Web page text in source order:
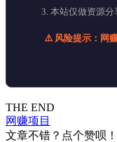
3. 本站仅做资源分
⚠️ 风险提示：网
THE END
网赚项目
文章不错？点个赞呗！